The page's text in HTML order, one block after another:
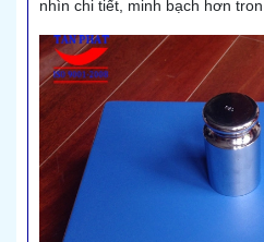
nhìn chi tiết, minh bạch hơn